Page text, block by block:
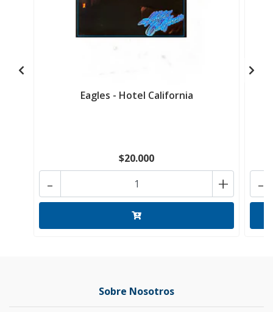
Eagles - Hotel California
$20.000
+
- -
Sobre Nosotros